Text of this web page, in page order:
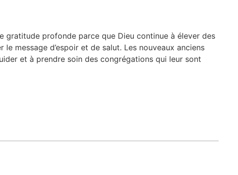
gratitude profonde parce que Dieu continue à élever des
message d’espoir et de salut. Les nouveaux anciens
et à prendre soin des congrégations qui leur sont